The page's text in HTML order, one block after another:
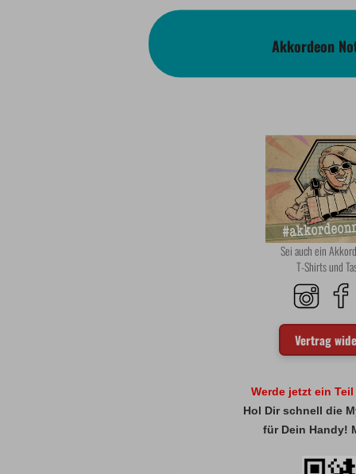
Akkordeon
Sei auch ein
T-Shirts und
Vertrag
Werde jetzt ein
Hol Dir schnell die
für Dein Handy!